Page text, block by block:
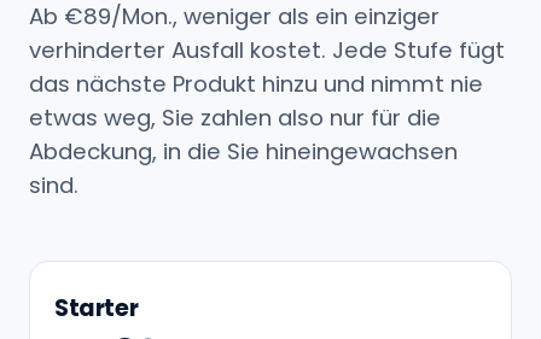
Ab €89/Mon., weniger als ein einziger
verhinderter Ausfall kostet. Jede Stufe fügt
das nächste Produkt hinzu und nimmt nie
etwas weg, Sie zahlen also nur für die
Abdeckung, in die Sie hineingewachsen
sind.
Starter